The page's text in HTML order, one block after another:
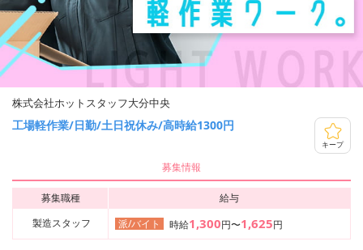
株式会社ホットスタッフ大分中央
工場軽作業/日勤/土日祝休み/高時給1300円
キープ
募集情報
募集職種
給与
製造スタッフ
派/バイト 時給1,300円〜1,625円